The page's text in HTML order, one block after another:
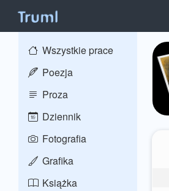
Wszystkie prace
Poezja
Proza
Dziennik
Fotografia
Grafika
Książka